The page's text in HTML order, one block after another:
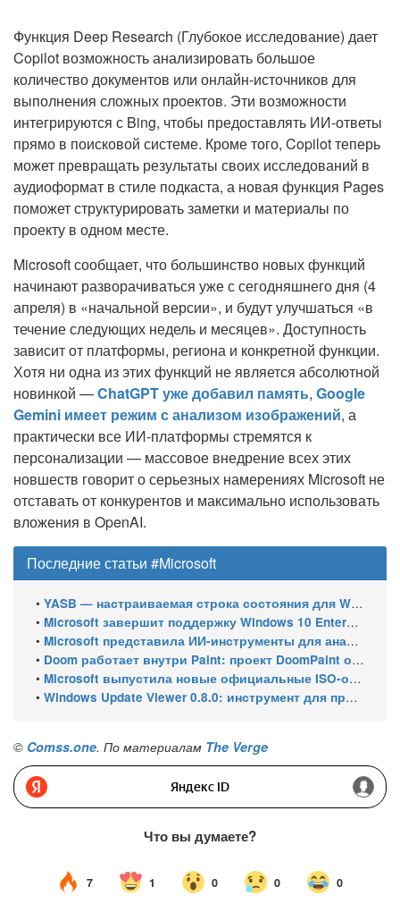
Функция Deep Research (Глубокое исследование) дает
Copilot возможность анализировать большое
количество документов или онлайн-источников для
выполнения сложных проектов. Эти возможности
интегрируются с Bing, чтобы предоставлять ИИ-ответы
прямо в поисковой системе. Кроме того, Copilot теперь
может превращать результаты своих исследований в
аудиоформат в стиле подкаста, а новая функция Pages
поможет структурировать заметки и материалы по
проекту в одном месте.
Microsoft сообщает, что большинство новых функций
начинают разворачиваться уже с сегодняшнего дня (4
апреля) в «начальной версии», и будут улучшаться «в
течение следующих недель и месяцев». Доступность
зависит от платформы, региона и конкретной функции.
Хотя ни одна из этих функций не является абсолютной
новинкой —ChatGPT уже добавил память, Google
Gemini имеет режим с анализом изображений, а
практически все ИИ-платформы стремятся к
персонализации — массовое внедрение всех этих
новшеств говорит о серьезных намерениях Microsoft не
отставать от конкурентов и максимально использовать
вложения в OpenAI.
Последние статьи #Microsoft
• YASB — настраиваемая строка состояния для Windows с виджетами и поддержкой нескольких мониторов
• Microsoft завершит поддержку Windows 10 Enterprise LTSC 2021 в январе 2027 года. ESU продлят обновления до января 2030 года
• Microsoft представила ИИ-инструменты для анализа производительности Windows: ETW MCP и WPA MCP
• Doom работает внутри Paint: проект DoomPaint от технического директора Microsoft Azure
• Microsoft выпустила новые официальные ISO-образы Windows 11 для инсайдеров
• Windows Update Viewer 0.8.0: инструмент для просмотра истории обновлений Windows 11 и Windows 10 получил улучшения
© Comss.one. По материалам The Verge